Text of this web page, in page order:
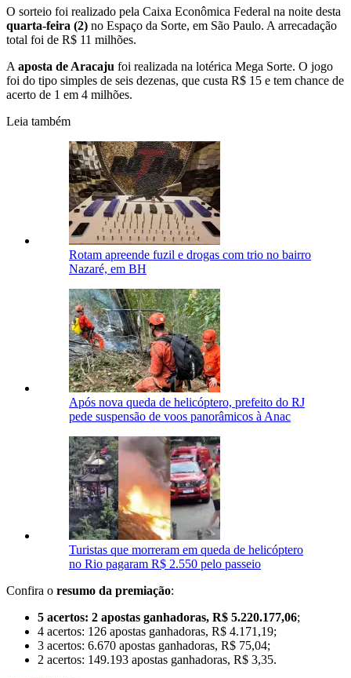
O sorteio foi realizado pela Caixa Econômica Federal na noite desta
quarta-feira (2) no Espaço da Sorte, em São Paulo. A arrecadação
total foi de R$ 11 milhões.
A aposta de Aracaju foi realizada na lotérica Mega Sorte. O jogo
foi do tipo simples de seis dezenas, que custa R$ 15 e tem chance de
acerto de 1 em 4 milhões.
Leia também
Rotam apreende fuzil e drogas com trio no bairro
Nazaré, em BH
Após nova queda de helicóptero, prefeito do RJ
pede suspensão de voos panorâmicos à Anac
Turistas que morreram em queda de helicóptero
no Rio pagaram R$ 2.550 pelo passeio
Confira o resumo da premiação:
5 acertos: 2 apostas ganhadoras, R$ 5.220.177,06;
4 acertos: 126 apostas ganhadoras, R$ 4.171,19;
3 acertos: 6.670 apostas ganhadoras, R$ 75,04;
2 acertos: 149.193 apostas ganhadoras, R$ 3,35.